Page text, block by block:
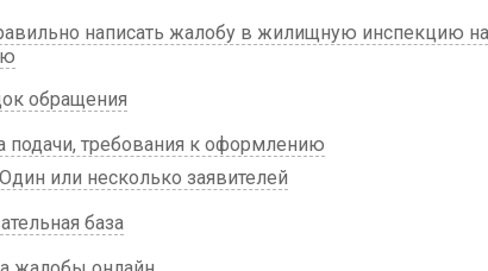
написать жалобу в жилищную инспекцию
обращения
подачи, требования к оформлению
Один или несколько заявителей
база